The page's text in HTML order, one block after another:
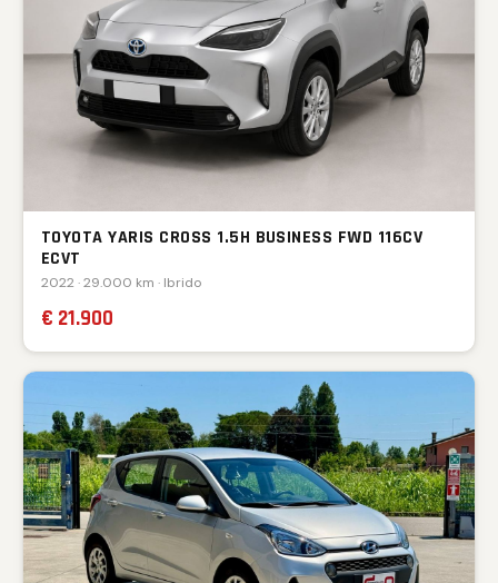
TOYOTA YARIS CROSS 1.5H BUSINESS FWD 116CV
ECVT
2022 · 29.000 km · Ibrido
€ 21.900